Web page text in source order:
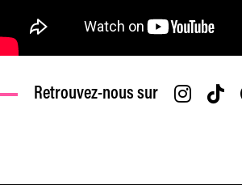
Retrouvez-nous sur